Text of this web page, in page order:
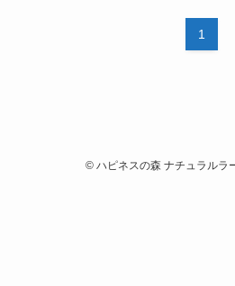
1
© ハピネスの森 ナチュラルラ